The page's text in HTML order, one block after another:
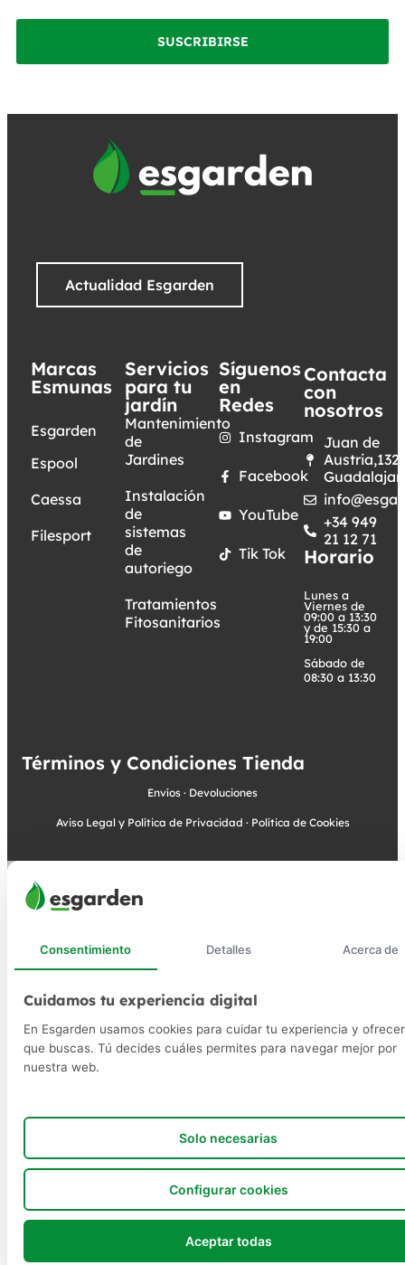
SUSCRIBIRSE
Actualidad Esgarden
Marcas
Esmunas
Esgarden
Espool
Caessa
Filesport
Servicios
para tu
jardín
Mantenimiento
de
Jardines
Instalación
de
sistemas
de
autoriego
Tratamientos
Fitosanitarios
Síguenos
en
Redes
Instagram
Facebook
YouTube
Tik Tok
Contacta
con
nosotros
Juan de
Austria,132.
+34 949
21 12 71
Horario
Lunes a
Viernes de
09:00 a 13:30
y de 15:30 a
19:00
Sábado de
08:30 a 13:30
Términos y Condiciones Tienda
Envíos · Devoluciones
Aviso Legal y Política de Privacidad · Política de Cookies
Consentimiento Detalles Acerca de
Cuidamos tu experiencia digital
En Esgarden usamos cookies para cuidar tu experiencia y
que buscas. Tú decides cuáles permites para navegar mejor por
nuestra web.
Solo necesarias
Configurar cookies
Aceptar todas